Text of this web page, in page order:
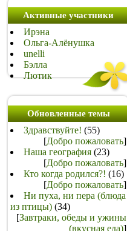
Активные участники
Ирэна
Ольга-Алёнушка
unelli
Бэлла
Лютик
Обновленные темы
Здравствуйте! (55)
[Добро пожаловать]
Наша география (23)
[Добро пожаловать]
Кто когда родился?! (16)
[Добро пожаловать]
Ни пуха, ни пера (блюда
из птицы) (34)
[Завтраки, обеды и ужины
(вкусная еда)]